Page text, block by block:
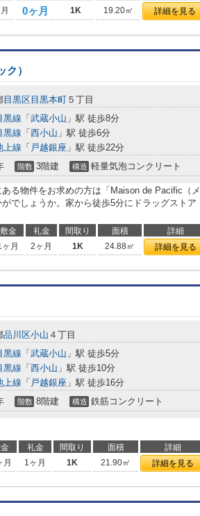
0ヶ月 1K 19.20㎡ 詳細を見る
）
目黒区目黒本町 ５丁目
黒線 「 武蔵小山 」駅 徒歩8分
黒線 「 西小山 」駅 徒歩6分
上線 「 戸越銀座 」駅 徒歩22分
階数 3階建 構造 軽量気泡コンクリート
ある物件をお求めの方は「Maison de Pacific（
でしょうか。家から徒歩5分にドラッグストア
敷金 礼金 間取り 面積 詳細
ヶ月 2ヶ月 1K 24.88㎡ 詳細を見る
品川区小山 ４丁目
黒線 「 武蔵小山 」駅 徒歩5分
黒線 「 西小山 」駅 徒歩10分
上線 「 戸越銀座 」駅 徒歩16分
階数 8階建 構造 鉄筋コンクリート
礼金 間取り 面積 詳細
月 1ヶ月 1K 21.90㎡ 詳細を見る